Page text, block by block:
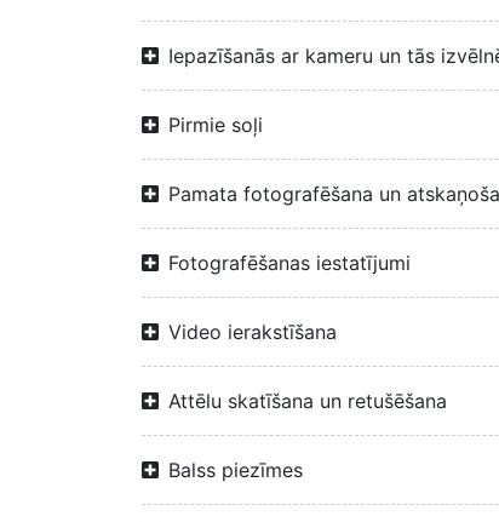
Iepazīšanās ar kameru un tās
Pirmie soļi
Pamata fotografēšana un
Fotografēšanas iestatījumi
Video ierakstīšana
Attēlu skatīšana un retušēšana
Balss piezīmes